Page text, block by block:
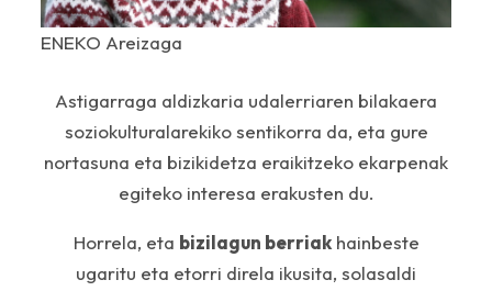
ENEKO Areizaga
Astigarraga aldizkaria udalerriaren bilakaera
soziokulturalarekiko sentikorra da, eta gure
nortasuna eta bizikidetza eraikitzeko ekarpenak
egiteko interesa erakusten du.
Horrela, eta bizilagun berriakhainbeste
ugaritu eta etorri direla ikusita, solasaldi